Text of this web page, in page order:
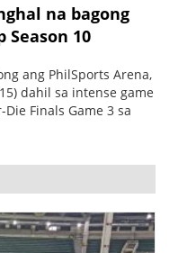
na bagong
Season 10
ang PhilSports Arena,
dahil sa intense game
Die Finals Game 3 sa